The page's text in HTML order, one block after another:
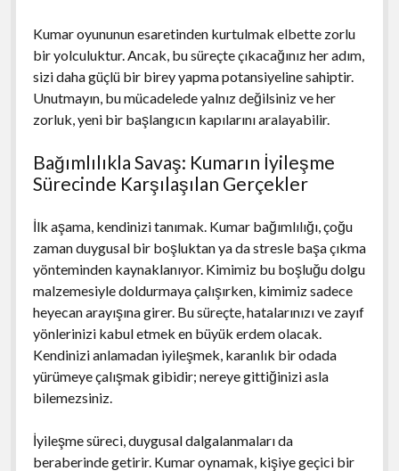
Kumar oyununun esaretinden kurtulmak elbette zorlu
bir yolculuktur. Ancak, bu süreçte çıkacağınız her adım,
sizi daha güçlü bir birey yapma potansiyeline sahiptir.
Unutmayın, bu mücadelede yalnız değilsiniz ve her
zorluk, yeni bir başlangıcın kapılarını aralayabilir.
Bağımlılıkla Savaş: Kumarın İyileşme
Sürecinde Karşılaşılan Gerçekler
İlk aşama, kendinizi tanımak. Kumar bağımlılığı, çoğu
zaman duygusal bir boşluktan ya da stresle başa çıkma
yönteminden kaynaklanıyor. Kimimiz bu boşluğu dolgu
malzemesiyle doldurmaya çalışırken, kimimiz sadece
heyecan arayışına girer. Bu süreçte, hatalarınızı ve zayıf
yönlerinizi kabul etmek en büyük erdem olacak.
Kendinizi anlamadan iyileşmek, karanlık bir odada
yürümeye çalışmak gibidir; nereye gittiğinizi asla
bilemezsiniz.
İyileşme süreci, duygusal dalgalanmaları da
beraberinde getirir. Kumar oynamak, kişiye geçici bir